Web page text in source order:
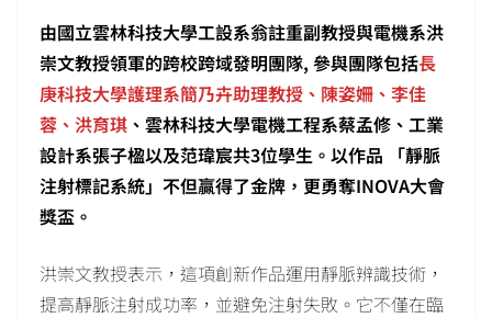
由國立雲林科技大學工設系翁註重副教授與電機系洪
崇文教授領軍的跨校跨域發明團隊, 參與團隊包括長
庚科技大學護理系簡乃卉助理教授、陳姿姍、李佳
蓉、洪育琪 、雲林科技大學電機工程系蔡孟修、工業
設計系張子楹以及范瑋宸共3位學生。以作品 「靜脈
注射標記系統」不但贏得了金牌，更勇奪INOVA大會
獎盃。
洪崇文教授表示，這項創新作品運用靜脈辨識技術，
提高靜脈注射成功率，並避免注射失敗。它不僅在臨